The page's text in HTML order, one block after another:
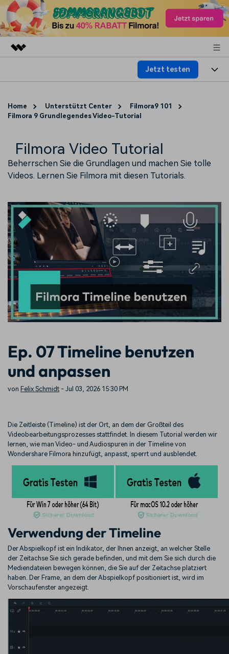
Dienstprogramme
Überblick
Presseraum
Shop
Jetzt testen
Plattformen
Assets
KI
Video/Foto
Audio
Lösungen
Lifestyle & Spaß
Trends
Ressourcen
Video-Prompts
Über 100 heiße Video-
Prompts – schnell ähnliche
Videos erstellen
Meisterkurs
Beherrschen Sie
fortgeschrittene
Videobearbeitungsfähigkeiten
Kickstart Bootcamp
Lernen, ausdrücken und
erweitern Sie Ihre
Videobearbeitungs-
DIY-Spezialeffekte
Erfahren Sie, wie Sie einen
können
Creator
Monetarisierungs-
Monetarisieren Sie
An Freunde empfehlen,
Blog
Erste Schritte
Kunden-Support
Über
Über Uns
Unsere Mission, Geschichte
Bewertungen
Finden Sie mehr über Filmora
Bewertungen
Erfahren Sie, wie unsere
Kunden Erfolg haben
Schalten Sie Partnerschaften
auf Unternehmensebene frei
KAUFEN Anmelden
Suchen
Home Unterstützt Center
Filmora9 101
Filmora 9 Grundlegendes Video-Tutorial
Filmora Video Tutorial
Beherrschen Sie die Grundlagen und machen Sie tolle
Videos. Lernen Sie Filmora mit diesen Tutorials.
Ep. 07 Timeline benutzen
und anpassen
von Felix Schmidt - Jul 03, 2026 15:30 PM
Die Zeitleiste (Timeline) ist der Ort, an dem der Großteil des
Videobearbeitungsprozesses stattfindet. In diesem Tutorial werden wir
lernen, wie man Video- und Audiospuren in der Timeline von
Wondershare Filmora hinzufügt, anpasst, sperrt und ausblendet.
Verwendung der Timeline
Der Abspielkopf ist ein Indikator, der Ihnen anzeigt, an welcher Stelle
der Zeitachse Sie sich gerade befinden, und mit dem Sie sich durch die
Mediendateien bewegen können, die Sie auf der Zeitachse platziert
haben. Der Frame, an dem der Abspielkopf positioniert ist, wird im
Vorschaufenster angezeigt.